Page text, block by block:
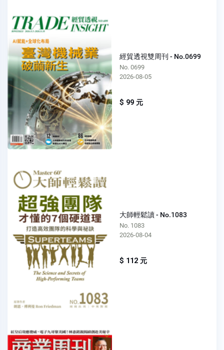
經貿透視雙周刊 - No.0699
No. 0699
2026-08-05
$ 99 元
大師輕鬆讀 - No.1083
No. 1083
2026-08-04
$ 112 元